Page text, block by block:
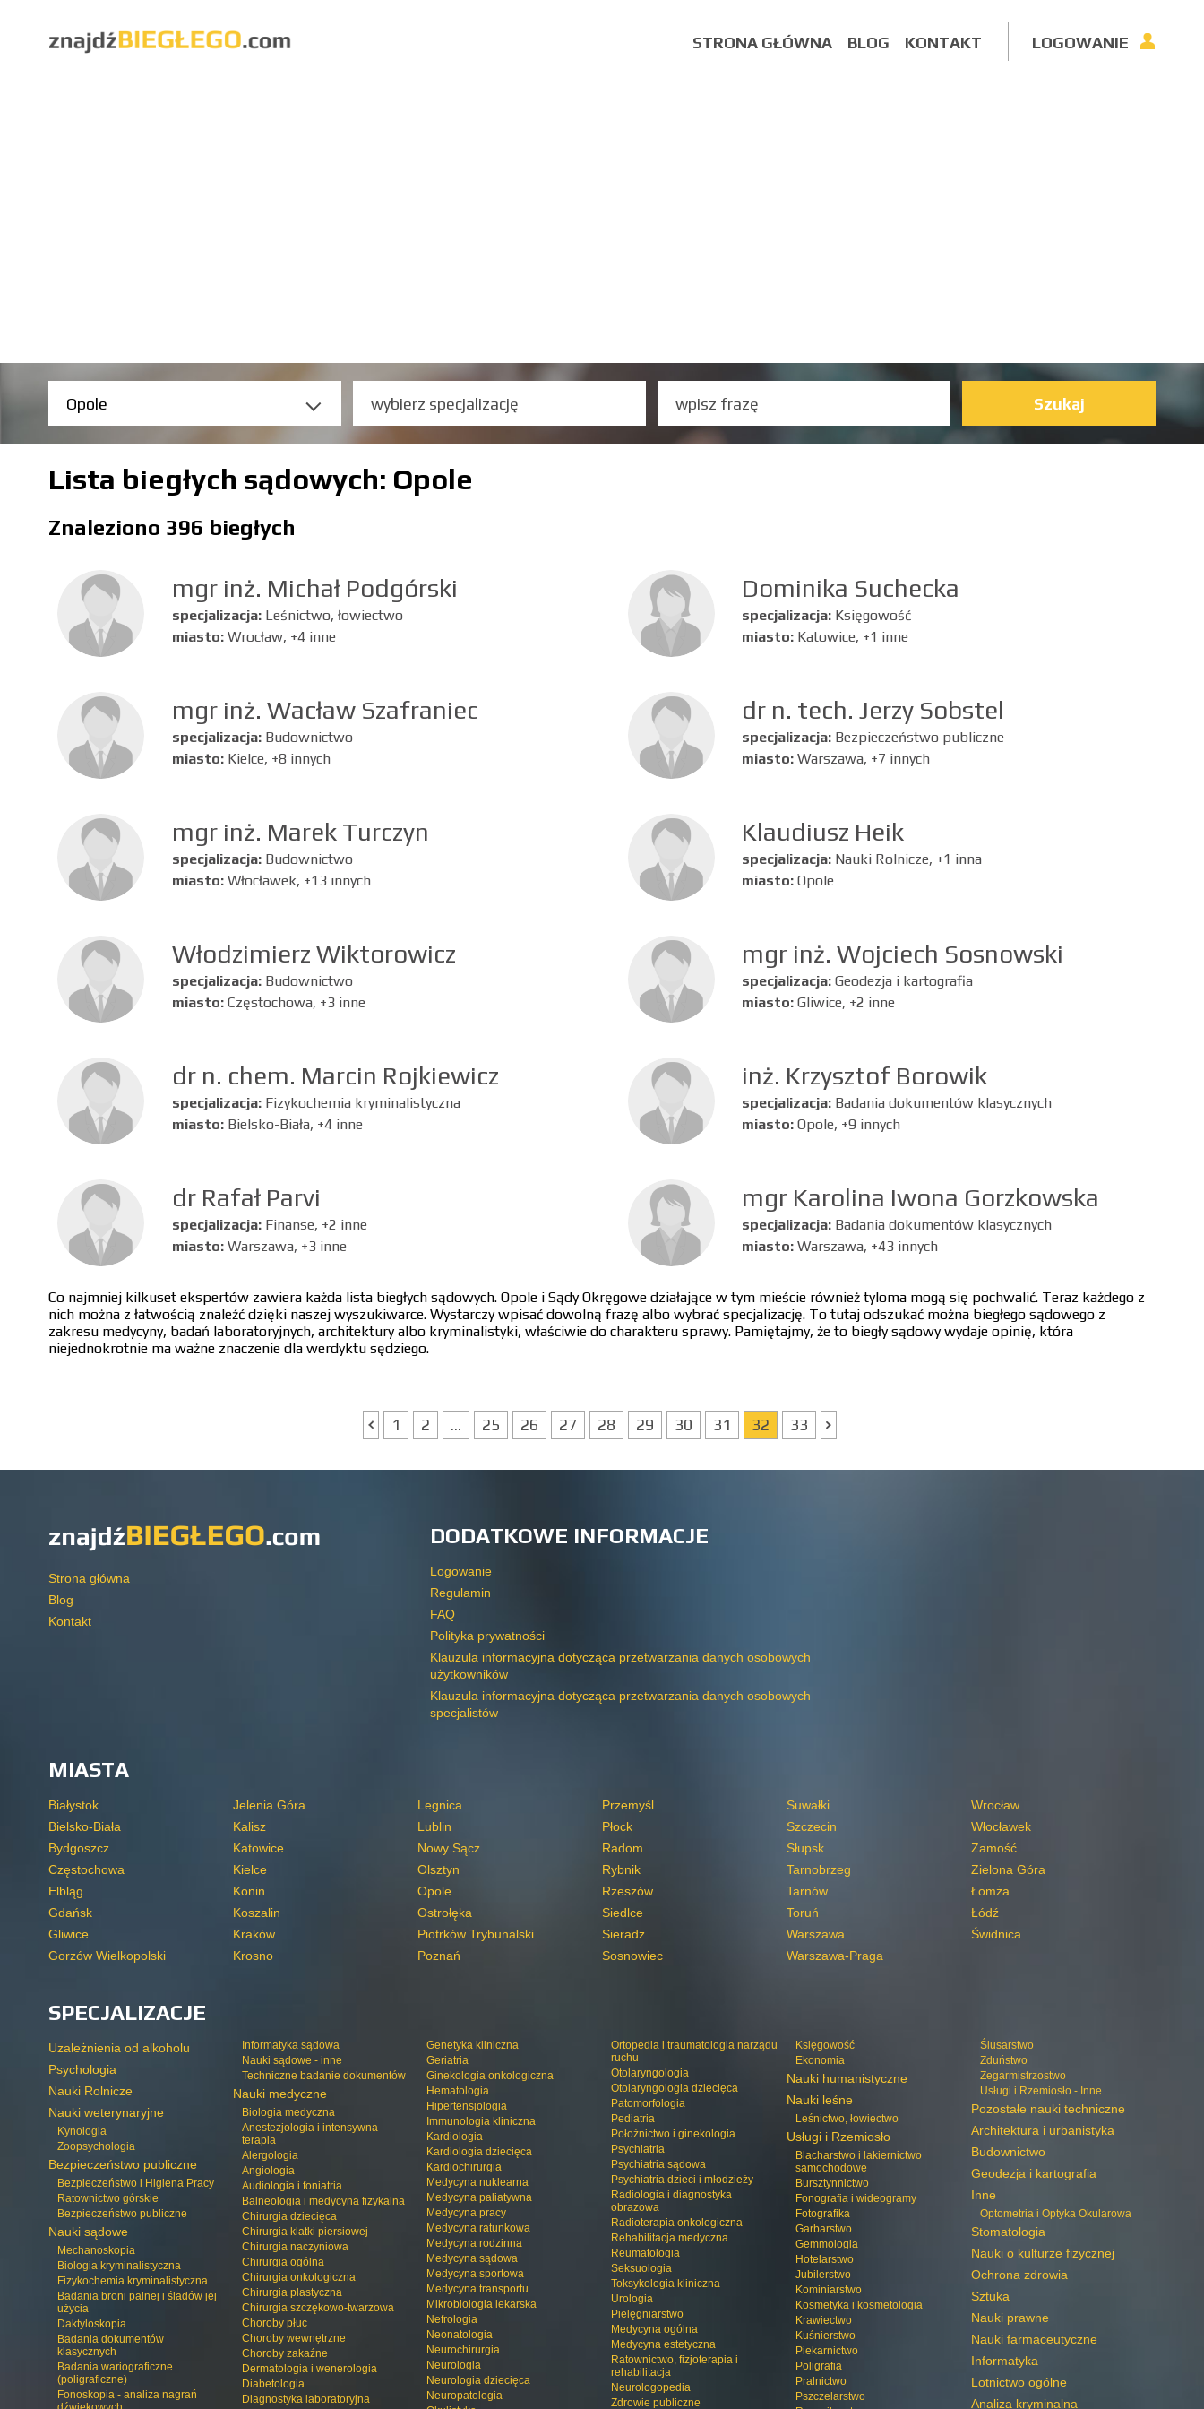
LOGOWANIE
STRONA GŁÓWNA BLOG KONTAKT
Szukaj
Lista biegłych sądowych: Opole
Znaleziono 396 biegłych
mgr inż. Michał Podgórski
specjalizacja: Leśnictwo, łowiectwo
miasto: Wrocław, +4 inne
mgr inż. Wacław Szafraniec
specjalizacja: Budownictwo
miasto: Kielce, +8 innych
mgr inż. Marek Turczyn
specjalizacja: Budownictwo
miasto: Włocławek, +13 innych
Włodzimierz Wiktorowicz
specjalizacja: Budownictwo
miasto: Częstochowa, +3 inne
dr n. chem. Marcin Rojkiewicz
specjalizacja: Fizykochemia kryminalistyczna
miasto: Bielsko-Biała, +4 inne
dr Rafał Parvi
specjalizacja: Finanse, +2 inne
miasto: Warszawa, +3 inne
Dominika Suchecka
specjalizacja: Księgowość
miasto: Katowice, +1 inne
dr n. tech. Jerzy Sobstel
specjalizacja: Bezpieczeństwo publiczne
miasto:Warszawa, +7 innych
Klaudiusz Heik
specjalizacja: Nauki Rolnicze, +1 inna
miasto:Opole
mgr inż. Wojciech Sosnowski
specjalizacja:Geodezja i kartografia
miasto:Gliwice, +2 inne
inż. Krzysztof Borowik
specjalizacja: Badania dokumentów klasycznych
miasto:Opole, +9 innych
mgr Karolina Iwona Gorzkowska
specjalizacja: Badania dokumentów klasycznych
miasto:Warszawa, +43 innych
Co najmniej kilkuset ekspertów zawiera każda lista biegłych sądowych. Opole i Sądy Okręgowe działające w tym mieście również tyloma mogą się pochwalić. Teraz każdego z
nich można z łatwością znaleźć dzięki naszej wyszukiwarce. Wystarczy wpisać dowolną frazę albo wybrać specjalizację. To tutaj odszukać można biegłego sądowego z
zakresu medycyny, badań laboratoryjnych, architektury albo kryminalistyki, właściwie do charakteru sprawy. Pamiętajmy, że to biegły sądowy wydaje opinię, która
niejednokrotnie ma ważne znaczenie dla werdyktu sędziego.
1 2 ... 25 26 27 28 29 30 31 32 33
Strona główna
Blog
Kontakt
DODATKOWE INFORMACJE
Logowanie
Regulamin
FAQ
Polityka prywatności
Klauzula informacyjna dotycząca przetwarzania danych osobowych
użytkowników
Klauzula informacyjna dotycząca przetwarzania danych osobowych
specjalistów
MIASTA
Białystok
Bielsko-Biała
Bydgoszcz
Częstochowa
Elbląg
Gdańsk
Gliwice
Gorzów Wielkopolski
Jelenia Góra
Kalisz
Katowice
Kielce
Konin
Koszalin
Kraków
Krosno
Legnica
Lublin
Nowy Sącz
Olsztyn
Opole
Ostrołęka
Piotrków Trybunalski
Poznań
Przemyśl
Płock
Radom
Rybnik
Rzeszów
Siedlce
Sieradz
Sosnowiec
Suwałki
Szczecin
Słupsk
Tarnobrzeg
Tarnów
Toruń
Warszawa
Warszawa-Praga
Wrocław
Włocławek
Zamość
Zielona Góra
Łomża
Łódź
Świdnica
SPECJALIZACJE
Uzależnienia od alkoholu
Psychologia
Nauki Rolnicze
Nauki weterynaryjne
Kynologia
Zoopsychologia
Bezpieczeństwo publiczne
Bezpieczeństwo i Higiena Pracy
Ratownictwo górskie
Bezpieczeństwo publiczne
Nauki sądowe
Mechanoskopia
Biologia kryminalistyczna
Fizykochemia kryminalistyczna
Badania broni palnej i śladów jej
użycia
Daktyloskopia
Badania dokumentów
klasycznych
Badania wariograficzne
(poligraficzne)
Fonoskopia - analiza nagrań
Informatyka sądowa
Nauki sądowe - inne
Techniczne badanie dokumentów
Nauki medyczne
Biologia medyczna
Anestezjologia i intensywna
terapia
Alergologia
Angiologia
Audiologia i foniatria
Balneologia i medycyna fizykalna
Chirurgia dziecięca
Chirurgia klatki piersiowej
Chirurgia naczyniowa
Chirurgia ogólna
Chirurgia onkologiczna
Chirurgia plastyczna
Chirurgia szczękowo-twarzowa
Choroby płuc
Choroby wewnętrzne
Choroby zakaźne
Dermatologia i wenerologia
Diabetologia
Diagnostyka laboratoryjna
Genetyka kliniczna
Geriatria
Ginekologia onkologiczna
Hematologia
Hipertensjologia
Immunologia kliniczna
Kardiologia
Kardiologia dziecięca
Kardiochirurgia
Medycyna nuklearna
Medycyna paliatywna
Medycyna pracy
Medycyna ratunkowa
Medycyna rodzinna
Medycyna sądowa
Medycyna sportowa
Medycyna transportu
Mikrobiologia lekarska
Nefrologia
Neonatologia
Neurochirurgia
Neurologia
Neurologia dziecięca
Neuropatologia
Ortopedia i traumatologia narządu
ruchu
Otolaryngologia
Otolaryngologia dziecięca
Patomorfologia
Pediatria
Położnictwo i ginekologia
Psychiatria
Psychiatria sądowa
Psychiatria dzieci i młodzieży
Radiologia i diagnostyka
obrazowa
Radioterapia onkologiczna
Rehabilitacja medyczna
Reumatologia
Seksuologia
Toksykologia kliniczna
Urologia
Pielęgniarstwo
Medycyna ogólna
Medycyna estetyczna
Ratownictwo, fizjoterapia i
rehabilitacja
Neurologopedia
Zdrowie publiczne
Księgowość
Ekonomia
Nauki humanistyczne
Nauki leśne
Leśnictwo, łowiectwo
Usługi i Rzemiosło
Blacharstwo i lakiernictwo
samochodowe
Bursztynnictwo
Fonografia i wideogramy
Fotografika
Garbarstwo
Gemmologia
Hotelarstwo
Jubilerstwo
Kominiarstwo
Kosmetyka i kosmetologia
Krawiectwo
Kuśnierstwo
Piekarnictwo
Poligrafia
Pralnictwo
Pszczelarstwo
Ślusarstwo
Zduństwo
Zegarmistrzostwo
Usługi i Rzemiosło - Inne
Pozostałe nauki techniczne
Architektura i urbanistyka
Budownictwo
Geodezja i kartografia
Inne
Optometria i Optyka Okularowa
Stomatologia
Nauki o kulturze fizycznej
Ochrona zdrowia
Sztuka
Nauki prawne
Nauki farmaceutyczne
Informatyka
Lotnictwo ogólne
Analiza kryminalna